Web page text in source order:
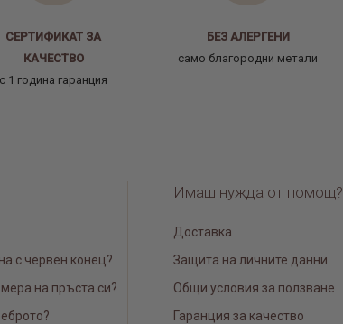
СЕРТИФИКАТ ЗА
КАЧЕСТВО
с 1 година гаранция
БЕЗ АЛЕРГЕНИ
само благородни метали
с червен конец?
на пръста си?
Имаш нужда от помощ?
Доставка
Защита на личните данни
Общи условия за ползване
Гаранция за качество